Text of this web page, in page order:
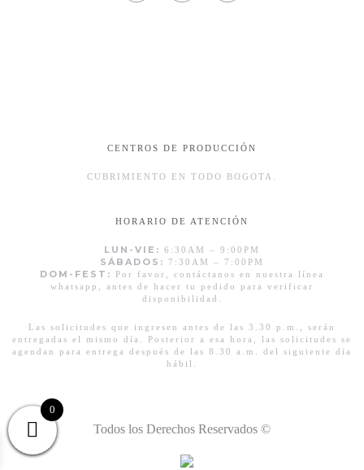
CENTROS DE PRODUCCIÓN
CUBRIMIENTO EN TODO BOGOTA.
HORARIO DE ATENCIÓN
LUN-VIE: 6:30AM – 9:00PM
SÁBADOS: 7:30AM – 7:00PM
DOM-FEST:
Por favor, contáctanos en nuestra línea
whatsapp, antes de hacer tu pedido para verificar
disponibilidad.
Las solicitudes que ingresen antes de las 3.30 p.m., serán
entregadas el mismo día. Posterior a esa hora, las solicitudes se
agendan para entrega después de las 8.30 a.m. del siguiente día
hábil.
Todos los Derechos Reservados ©
0